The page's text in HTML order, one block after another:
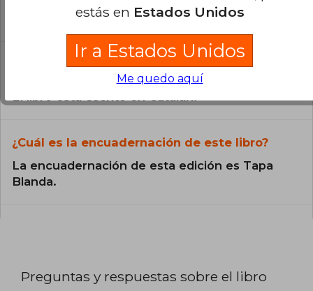
catálogo son Originales.
¿En qué Idioma está escrito el
¿Cuál es la encuadernación de este libro?
La encuadernación de esta edición es Tapa
Blanda.
Preguntas y respuestas sobre el libro
estás en Estados Unidos
Ir a Estados Unidos
Me quedo aquí